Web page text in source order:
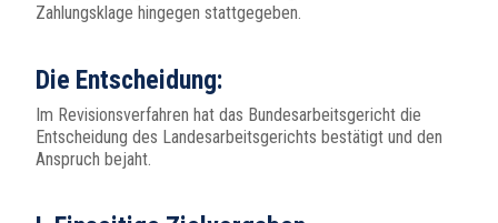
Zahlungsklage hingegen stattgegeben.
Die Entscheidung:
Im Revisionsverfahren hat das Bundesarbeitsgericht die
Entscheidung des Landesarbeitsgerichts bestätigt und den
Anspruch bejaht.